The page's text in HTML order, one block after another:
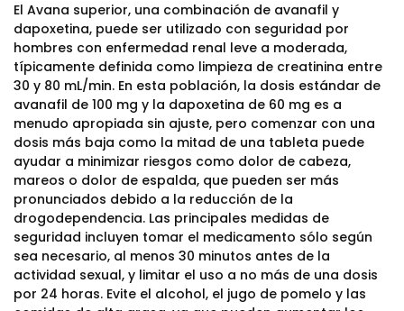
El Avana superior, una combinación de avanafil y
dapoxetina, puede ser utilizado con seguridad por
hombres con enfermedad renal leve a moderada,
típicamente definida como limpieza de creatinina entre
30 y 80 mL/min. En esta población, la dosis estándar de
avanafil de 100 mg y la dapoxetina de 60 mg es a
menudo apropiada sin ajuste, pero comenzar con una
dosis más baja como la mitad de una tableta puede
ayudar a minimizar riesgos como dolor de cabeza,
mareos o dolor de espalda, que pueden ser más
pronunciados debido a la reducción de la
drogodependencia. Las principales medidas de
seguridad incluyen tomar el medicamento sólo según
sea necesario, al menos 30 minutos antes de la
actividad sexual, y limitar el uso a no más de una dosis
por 24 horas. Evite el alcohol, el jugo de pomelo y las